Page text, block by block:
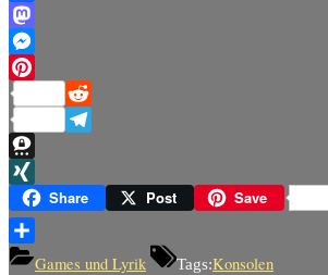
Facebook
Mastodon
Messenger
Pinterest
Reddit
Telegram
Threema
XINGShare Post Save
TeilenGames und Lyrik Tags:Konsolen